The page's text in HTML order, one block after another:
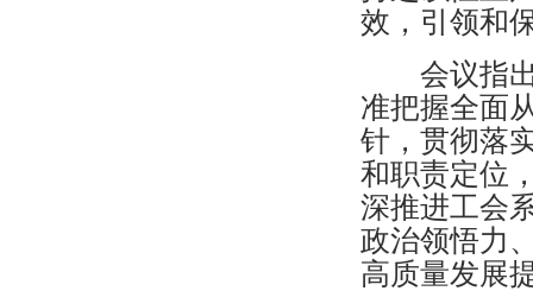
效，引领和
会议指出
准把握全面
针，贯彻落
和职责定位
深推进工会
政治领悟力
高质量发展